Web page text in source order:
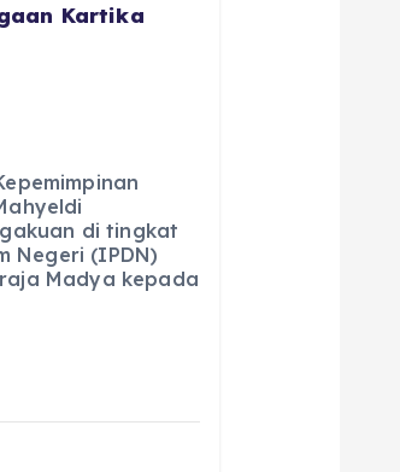
Kartika
di tingkat
Negeri (IPDN)
Madya kepada